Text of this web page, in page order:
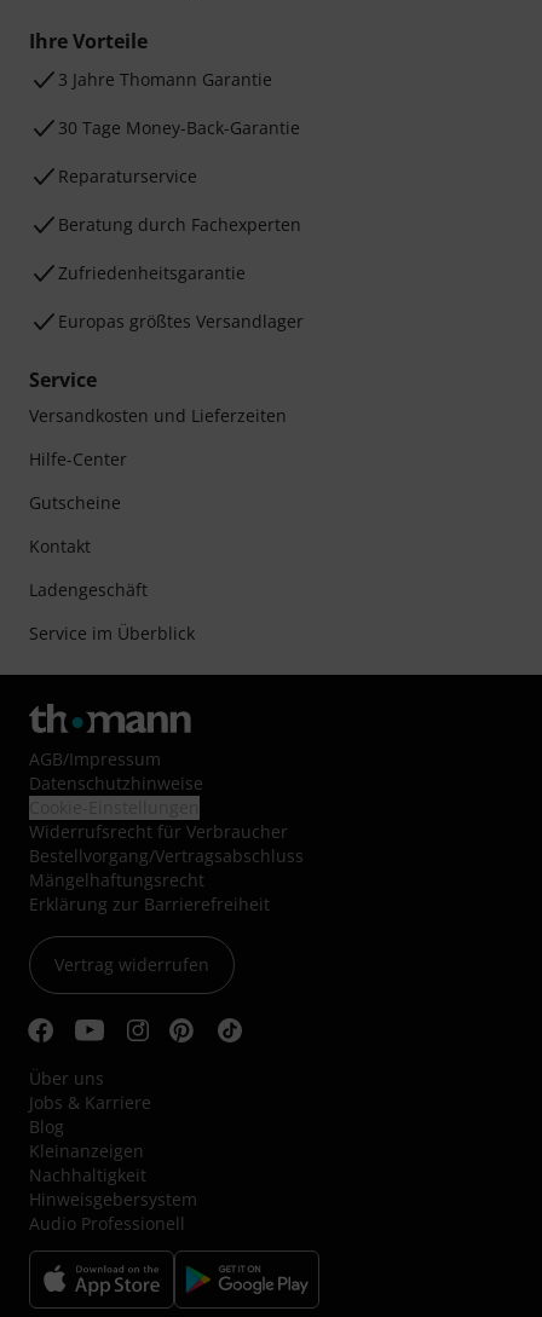
Ihre Vorteile
3 Jahre Thomann Garantie
30 Tage Money-Back-Garantie
Reparaturservice
Beratung durch Fachexperten
Zufriedenheitsgarantie
Europas größtes Versandlager
Service
Versandkosten und Lieferzeiten
Hilfe-Center
Gutscheine
Kontakt
Ladengeschäft
Service im Überblick
AGB/Impressum
Datenschutzhinweise
Widerrufsrecht für Verbraucher
Bestellvorgang/Vertragsabschluss
Mängelhaftungsrecht
Erklärung zur Barrierefreiheit
Vertrag widerrufen
Über uns
Jobs & Karriere
Blog
Kleinanzeigen
Nachhaltigkeit
Hinweisgebersystem
Audio Professionell